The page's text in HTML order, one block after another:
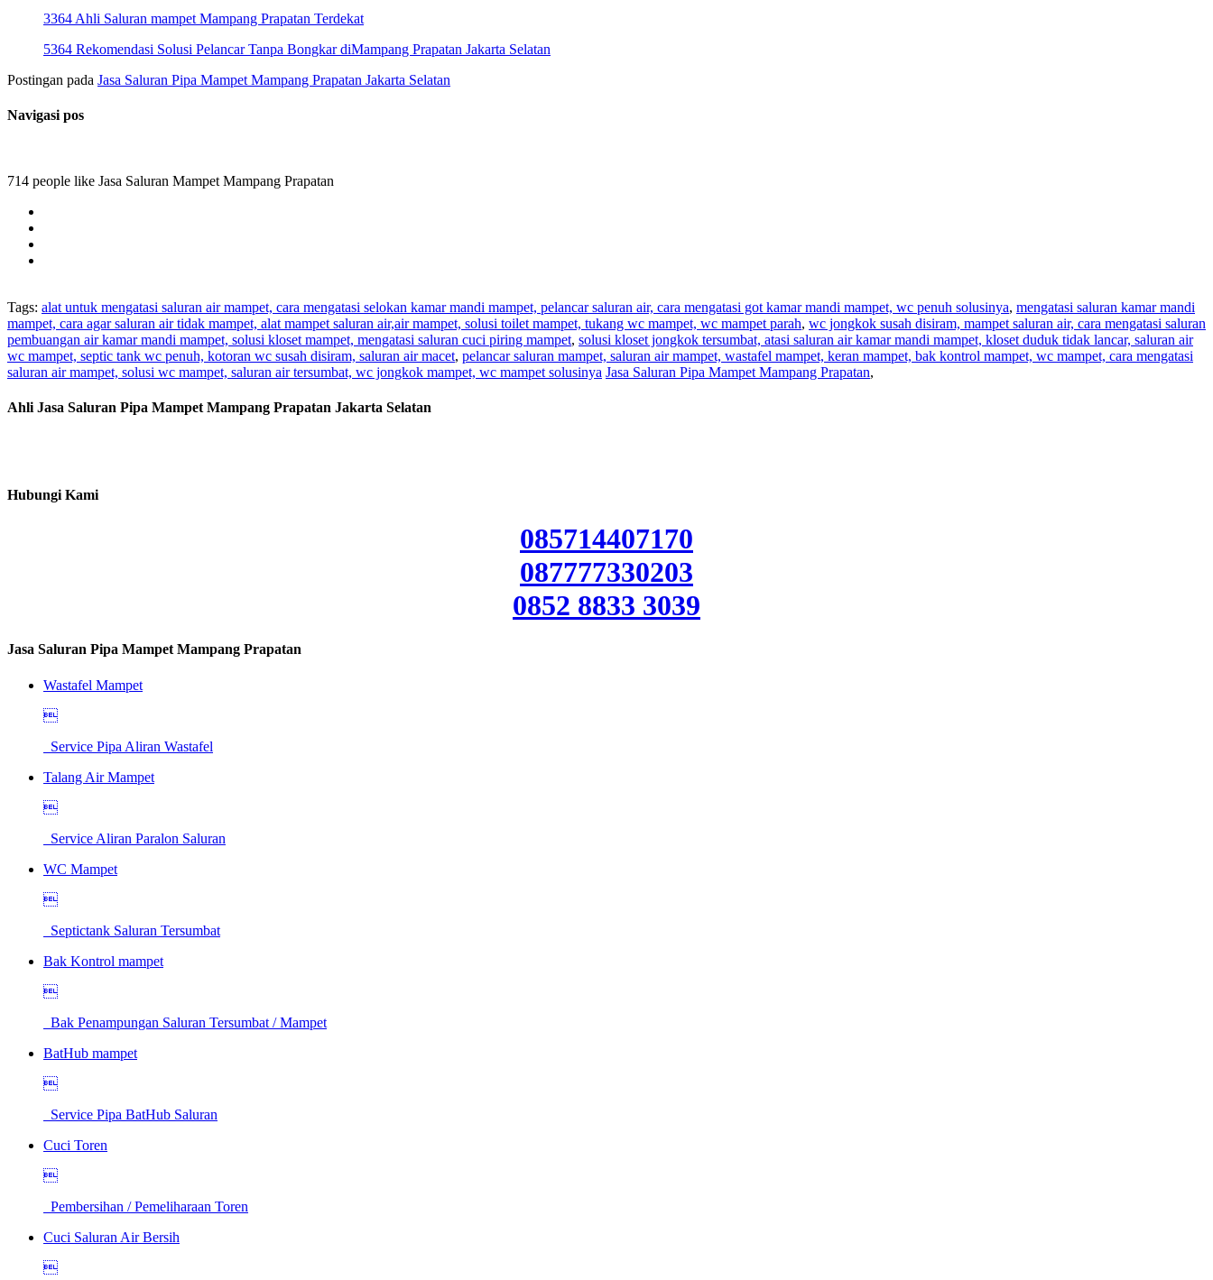
3364 Ahli Saluran mampet Mampang Prapatan Terdekat
5364 Rekomendasi Solusi Pelancar Tanpa Bongkar diMampang Prapatan Jakarta Selatan
Postingan pada Jasa Saluran Pipa Mampet Mampang Prapatan Jakarta Selatan
Navigasi pos
714 people like Jasa Saluran Mampet Mampang Prapatan
Tags: alat untuk mengatasi saluran air mampet, cara mengatasi selokan kamar mandi mampet, pelancar saluran air, cara mengatasi got kamar mandi mampet, wc penuh solusinya, mengatasi saluran kamar mandi
mampet, cara agar saluran air tidak mampet, alat mampet saluran air,air mampet, solusi toilet mampet, tukang wc mampet, wc mampet parah, wc jongkok susah disiram, mampet saluran air, cara mengatasi saluran
pembuangan air kamar mandi mampet, solusi kloset mampet, mengatasi saluran cuci piring mampet, solusi kloset jongkok tersumbat, atasi saluran air kamar mandi mampet, kloset duduk tidak lancar, saluran air
wc mampet, septic tank wc penuh, kotoran wc susah disiram, saluran air macet, pelancar saluran mampet, saluran air mampet, wastafel mampet, keran mampet, bak kontrol mampet, wc mampet, cara mengatasi
saluran air mampet, solusi wc mampet, saluran air tersumbat, wc jongkok mampet, wc mampet solusinya Jasa Saluran Pipa Mampet Mampang Prapatan,
Ahli Jasa Saluran Pipa Mampet Mampang Prapatan Jakarta Selatan
Hubungi Kami
085714407170
087777330203
0852 8833 3039
Jasa Saluran Pipa Mampet Mampang Prapatan
Wastafel Mampet

Service Pipa Aliran Wastafel
Talang Air Mampet

Service Aliran Paralon Saluran
WC Mampet

Septictank Saluran Tersumbat
Bak Kontrol mampet

Bak Penampungan Saluran Tersumbat / Mampet
BatHub mampet

Service Pipa BatHub Saluran
Cuci Toren

Pembersihan / Pemeliharaan Toren
Cuci Saluran Air Bersih
